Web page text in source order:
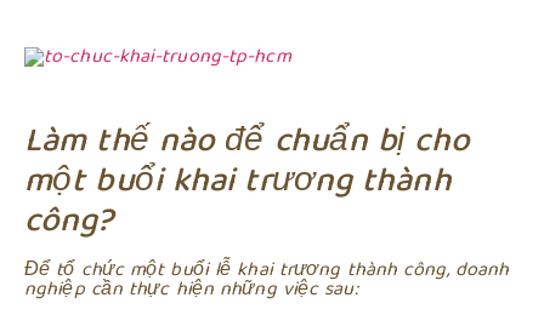
Làm thế nào để chuẩn bị cho
một buổi khai trương thành
công?
Để tổ chức một buổi lễ khai trương thành công, doanh
nghiệp cần thực hiện những việc sau: